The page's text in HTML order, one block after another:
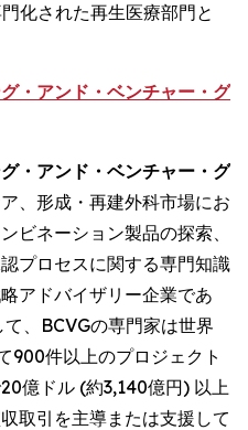
化された再生医療部門と
・アンド・ベンチャー・グ
・アンド・ベンチャー・グ
、形成・再建外科市場にお
ビネーション製品の探索、
プロセスに関する専門知識
アドバイザリー企業であ
、BCVGの専門家は世界
900件以上のプロジェクト
億ドル (約3,140億円) 以上
取引を主導または支援して